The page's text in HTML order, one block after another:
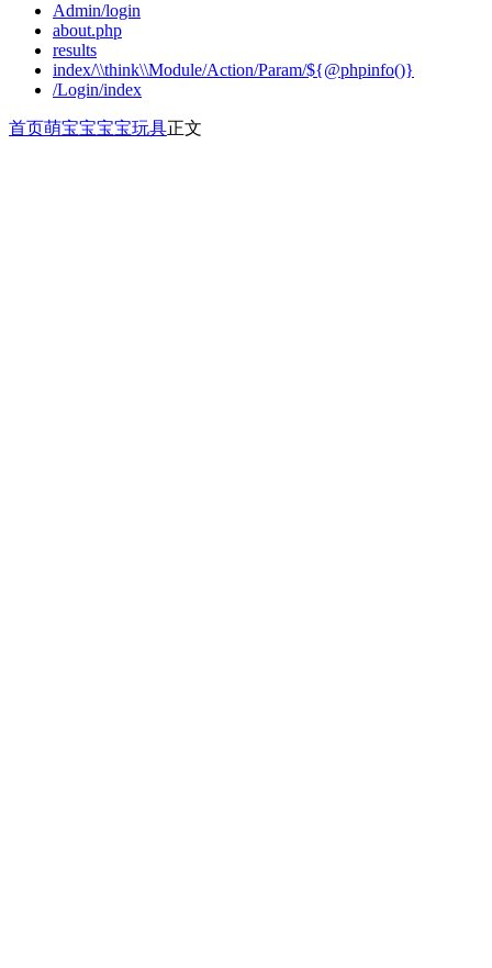
Admin/login
about.php
results
index/\\think\\Module/Action/Param/${@phpinfo()}
/Login/index
首页萌宝宝宝宝玩具正文